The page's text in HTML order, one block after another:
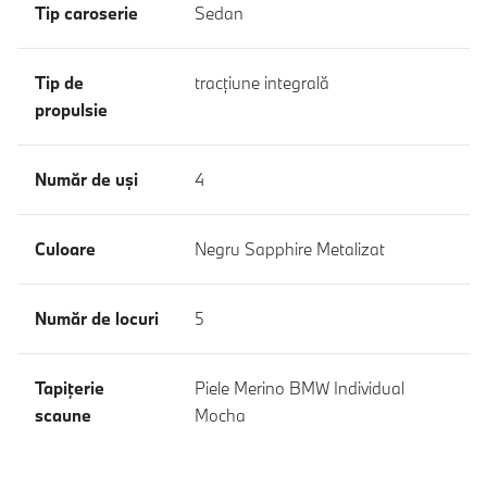
Tip caroserie Sedan
Tip de
propulsie
tracţiune integrală
Număr de uşi 4
Culoare Negru Sapphire Metalizat
Număr de locuri 5
Tapiţerie
scaune
Piele Merino BMW Individual
Mocha